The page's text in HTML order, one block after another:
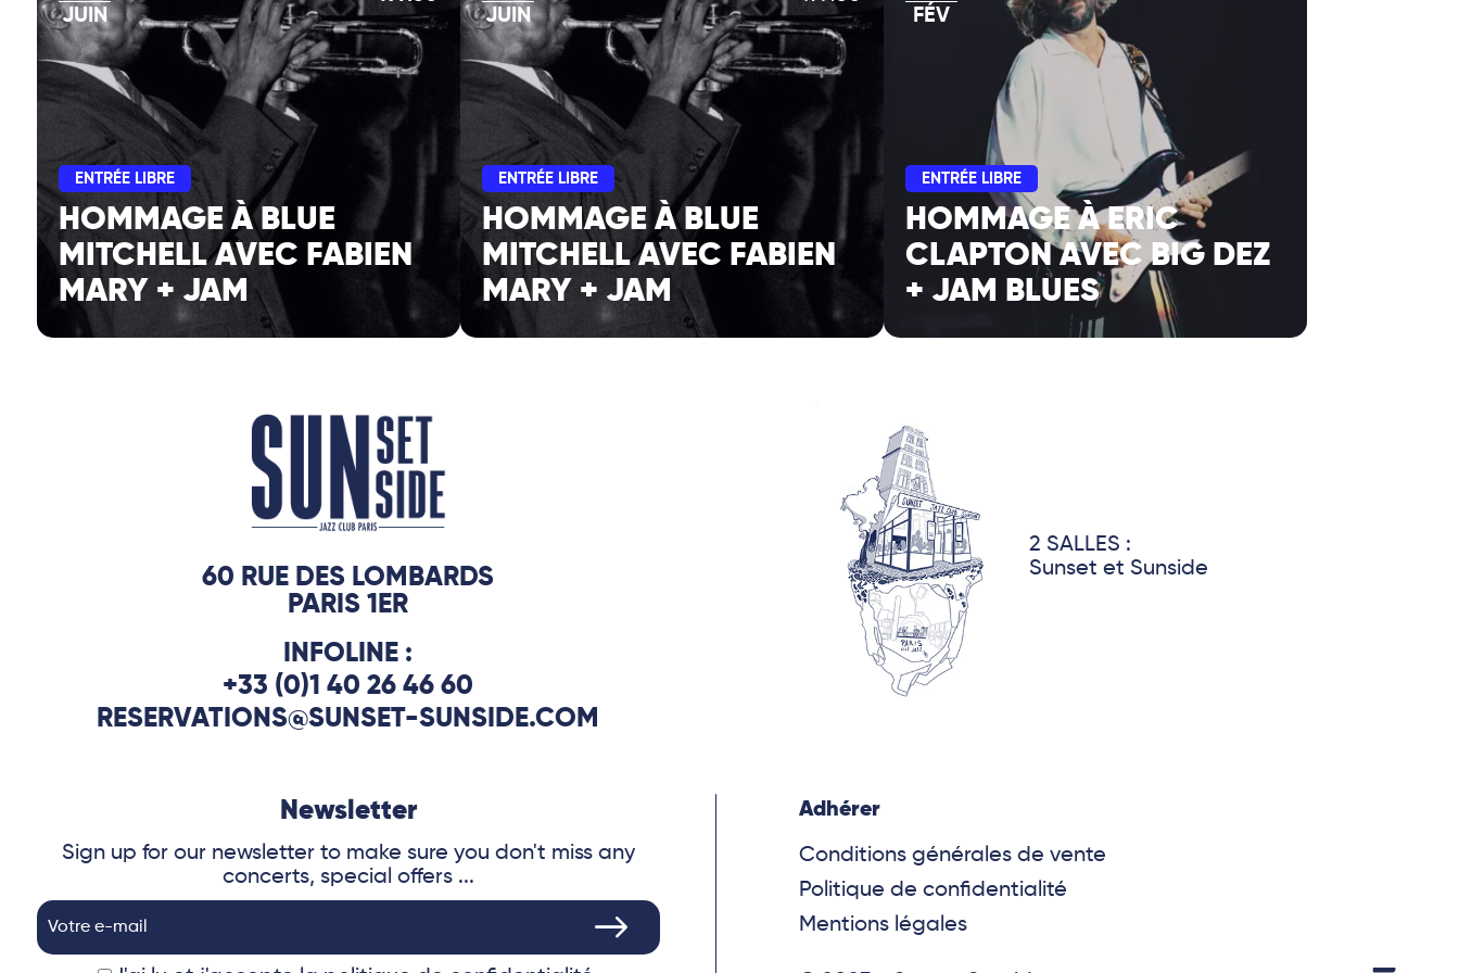
JUIN
ENTRÉE LIBRE
HOMMAGE À BLUE
MITCHELL AVEC FABIEN
MARY + JAM
JUIN
ENTRÉE LIBRE
HOMMAGE À BLUE
MITCHELL AVEC FABIEN
MARY + JAM
FÉV
ENTRÉE LIBRE
HOMMAGE À ERIC
CLAPTON AVEC BIG DEZ
+ JAM BLUES
60 RUE DES LOMBARDS
PARIS 1ER
INFOLINE :
+33 (0)1 40 26 46 60
RESERVATIONS@SUNSET-SUNSIDE.COM
2 SALLES :
Sunset et Sunside
Newsletter
Sign up for our newsletter to make sure you don't miss any
concerts, special offers ...
Adhérer
Conditions générales de vente
Politique de confidentialité
Mentions légales